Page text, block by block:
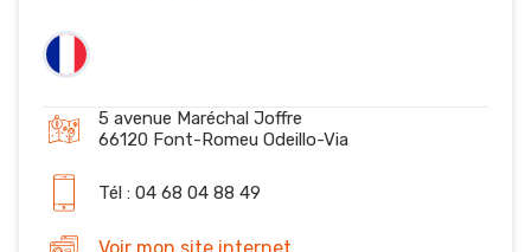
5 avenue Maréchal Joffre
66120 Font-Romeu Odeillo-Via
Tél : 04 68 04 88 49
Voir mon site internet